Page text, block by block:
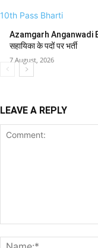
10th Pass Bharti
Azamgarh Anganwadi
सहायिका के पदों पर भर्ती
7 August, 2026
LEAVE A REPLY